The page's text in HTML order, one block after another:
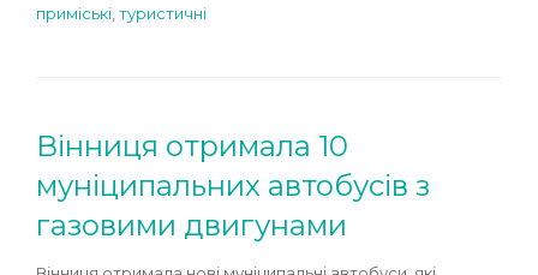
приміські туристичні
Вінниця отримала 10
муніципальних автобусів з
газовими двигунами